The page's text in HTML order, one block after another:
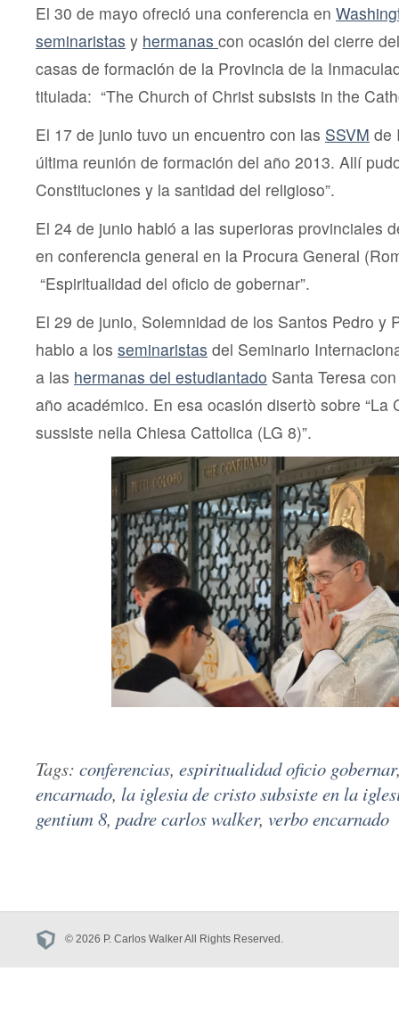
El 30 de mayo ofreció una conferencia en
seminaristas y hermanas con ocasión del cierre
casas de formación de la Provincia de la
titulada: “The Church of Christ subsists in the
El 17 de junio tuvo un encuentro con las SSVM de
última reunión de formación del año 2013. Allí
Constituciones y la santidad del religioso”.
El 24 de junio habló a las superioras provinciales
en conferencia general en la Procura General
“Espiritualidad del oficio de gobernar”.
El 29 de junio, Solemnidad de los Santos Pedro y
hablo a los seminaristas del Seminario
a las hermanas del estudiantado Santa Teresa
año académico. En esa ocasión disertò sobre “La
sussiste nella Chiesa Cattolica (LG 8)”.
Tags: conferencias, espiritualidad oficio gobernar
encarnado, la iglesia de cristo subsiste en la
gentium 8, padre carlos walker, verbo encarnado
© 2026 P. Carlos Walker All Rights Reserved.